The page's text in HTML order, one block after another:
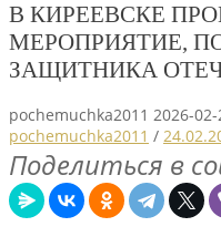
В КИРЕЕВСКЕ
МЕРОПРИЯТИЕ,
ЗАЩИТНИКА
pochemuchka2011 2026-
pochemuchka2011 /
Поделиться в